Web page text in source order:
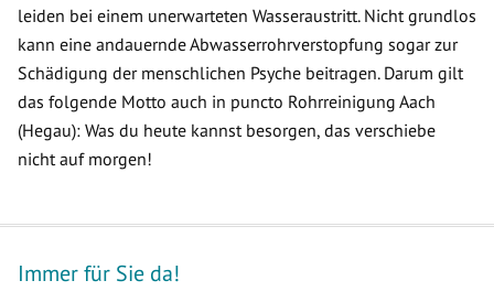
leiden bei einem unerwarteten Wasseraustritt. Nicht grundlos
kann eine andauernde Abwasserrohrverstopfung sogar zur
Schädigung der menschlichen Psyche beitragen. Darum gilt
das folgende Motto auch in puncto Rohrreinigung Aach
(Hegau): Was du heute kannst besorgen, das verschiebe
nicht auf morgen!
Immer für Sie da!